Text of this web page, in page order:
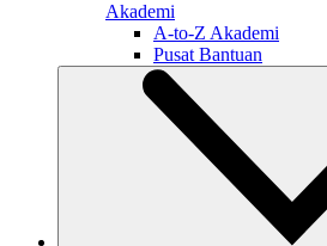
Akademi
A-to-Z Akademi
Pusat Bantuan